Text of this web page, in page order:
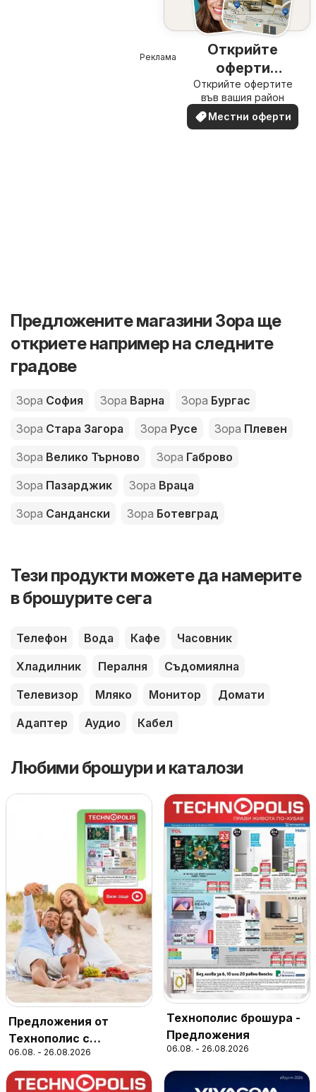
Открийте
оферти
наблизо
Открийте офертите
във вашия район
Местни оферти
Реклама
Предложените магазини Зора ще
откриете например на следните
градове
Зора София Зора Варна Зора Бургас
Зора Стара Загора Зора Русе Зора Плевен
Зора Велико Търново Зора Габрово
Зора Пазарджик Зора Враца
Зора Сандански Зора Ботевград
Тези продукти можете да намерите
в брошурите сега
Телефон Вода Кафе
Часовник
Хладилник
Пералня
Съдомиялна
Телевизор
Мляко Монитор
Домати
Адаптер
Аудио Кабел
Любими брошури и каталози
Предложения от
Технополис с
валидност до
26.08.2026
06.08. - 26.08.2026
Технополис брошура -
Предложения
06.08. - 26.08.2026